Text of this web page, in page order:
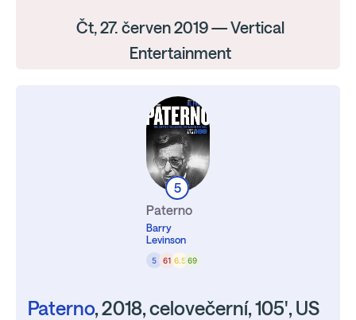
Čt, 27. červen 2019 — Vertical
Entertainment
5
Paterno
Barry
Levinson
5 61 6.5 69
Paterno, 2018, celovečerní, 105', US